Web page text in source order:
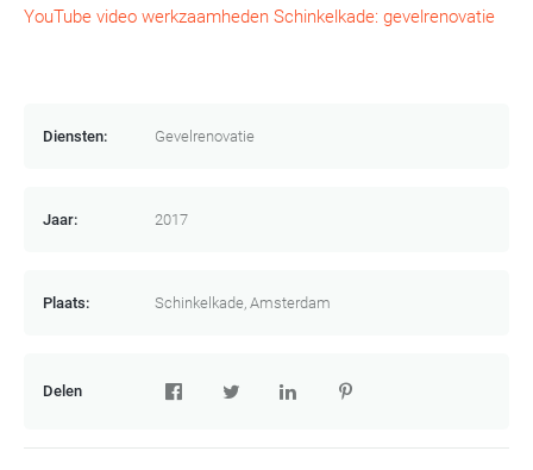
YouTube video werkzaamheden Schinkelkade: gevelrenovatie
Diensten: Gevelrenovatie
Jaar: 2017
Plaats: Schinkelkade, Amsterdam
Delen